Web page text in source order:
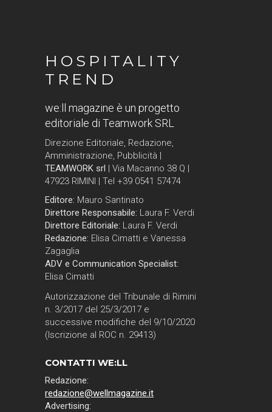
HOSPITALITY
TREND
we:ll magazine è un progetto
editoriale di Teamwork SRL
Direzione Editoriale, Redazione,
Amministrazione, Pubblicità |
TEAMWORK srl | Via Macanno 38 Q |
47923 RIMINI | Tel +39 0541 57474
Editore: Mauro Santinato
Direttore Responsabile: Laura F. Verdi
Direttore Editoriale: Laura F. Verdi
Redazione: Elisa Cimatti e Vanessa
Zagaglia
ADV e Communication Specialist:
Elisa Cimatti
Autorizzazione del Tribunale di Rimini
n. 3/2017 del 25/3/2017 e
successive modifiche del 9/10/2020
(Iscrizione al ROC n. 29413)
CONTATTI WE:LL
Redazione:
redazione@wellmagazine.it
Advertising: